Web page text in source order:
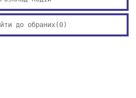
до обраних(0)